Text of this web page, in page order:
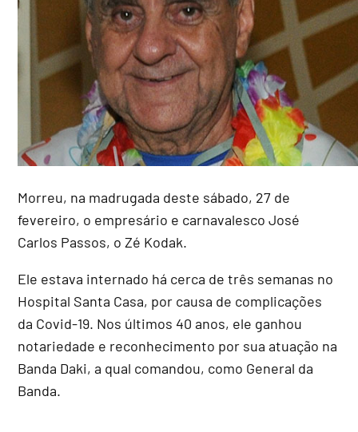
Morreu, na madrugada deste sábado, 27 de
fevereiro, o empresário e carnavalesco José
Carlos Passos, o Zé Kodak.
Ele estava internado há cerca de três semanas no
Hospital Santa Casa, por causa de complicações
da Covid-19. Nos últimos 40 anos, ele ganhou
notariedade e reconhecimento por sua atuação na
Banda Daki, a qual comandou, como General da
Banda.